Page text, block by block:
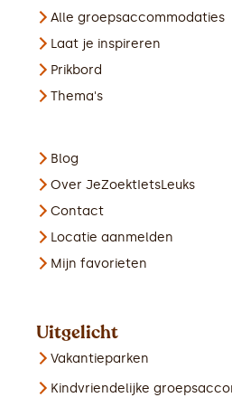
Alle groepsaccommodaties
Laat je inspireren
Prikbord
Thema's
Blog
Over JeZoektIetsLeuks
Contact
Locatie aanmelden
Mijn favorieten
Uitgelicht
Vakantieparken
Kindvriendelijke